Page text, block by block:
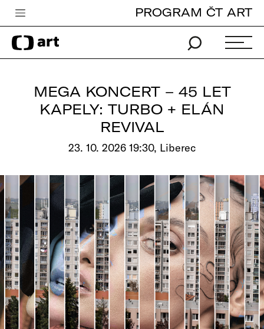
Česká televize
Zpravodajství
iVysílání
edu
Vše o ČT
PROGRAM ČT ART
MEGA KONCERT – 45 LET
KAPELY: TURBO + ELÁN
REVIVAL
23. 10. 2026 19:30, Liberec